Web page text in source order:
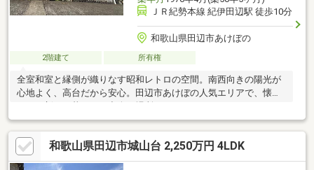
ＪＲ紀勢本線 紀伊田辺駅 徒歩10分
和歌山県田辺市あけぼの
2階建て 所有権
全室和室と縁側が織りなす昭和レトロの空間。南西向きの陽光が
心地よく、高台だから安心。田辺市あけぼの人気エリアで、懐か
和歌山県田辺市城山台 2,250万円 4LDK